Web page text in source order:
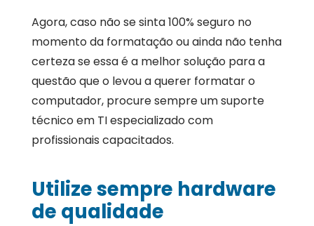
Agora, caso não se sinta 100% seguro no
momento da formatação ou ainda não tenha
certeza se essa é a melhor solução para a
questão que o levou a querer formatar o
computador, procure sempre um suporte
técnico em TI especializado com
profissionais capacitados.
Utilize sempre hardware
de qualidade